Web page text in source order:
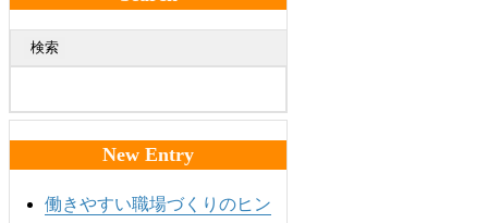
検索
New Entry
働きやすい職場づくりのヒン